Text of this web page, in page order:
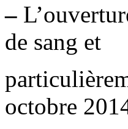
–
de sang et
octobre